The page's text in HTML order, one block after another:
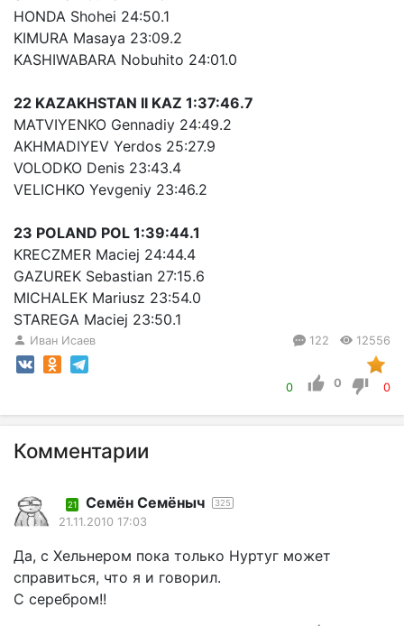
HONDA Shohei 24:50.1
KIMURA Masaya 23:09.2
KASHIWABARA Nobuhito 24:01.0
22 KAZAKHSTAN II KAZ 1:37:46.7
MATVIYENKO Gennadiy 24:49.2
AKHMADIYEV Yerdos 25:27.9
VOLODKO Denis 23:43.4
VELICHKO Yevgeniy 23:46.2
23 POLAND POL 1:39:44.1
KRECZMER Maciej 24:44.4
GAZUREK Sebastian 27:15.6
MICHALEK Mariusz 23:54.0
STAREGA Maciej 23:50.1
Иван Исаев 122 12556
0 0 0
Комментарии
21 Семён Семёныч 325
21.11.2010 17:03
Да, с Хельнером пока только Нуртуг может
справиться, что я и говорил.
С серебром!!